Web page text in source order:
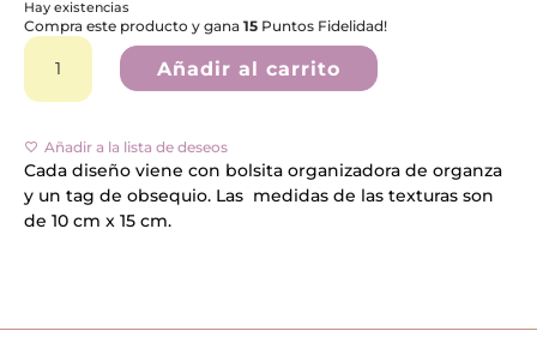
Hay existencias
Compra este producto y gana15 Puntos Fidelidad!
Textura
Polímero/
MOD
cantidad
Añadir al carrito
t
i
Añadir a la lista de deseos
Cada diseño viene con bolsita organizadora de organza
y un tag de obsequio. Las medidas de las texturas son
de 10 cm x 15 cm.